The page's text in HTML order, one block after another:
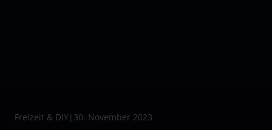
Freizeit & DIY| 30. November 2023